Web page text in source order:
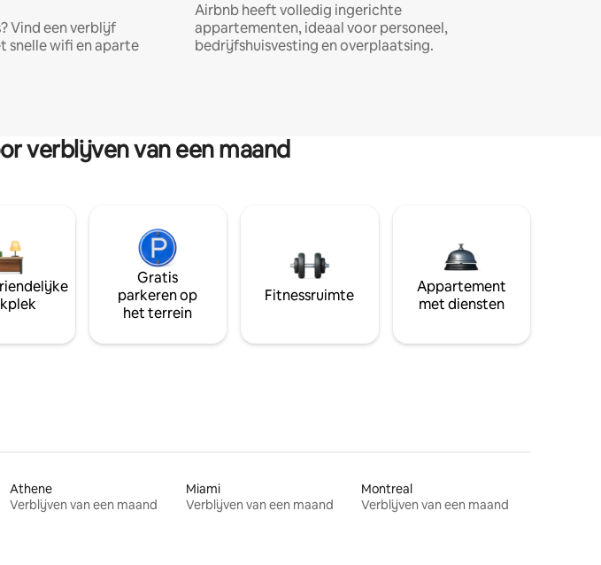
Vind een verblijf
snelle wifi en aparte
Airbnb heeft volledig ingerichte
appartementen, ideaal voor personeel,
bedrijfshuisvesting en overplaatsing.
verblijven van een maand
Gratis
parkeren op
het terrein
Fitnessruimte
Appartement
met diensten
Athene
Verblijven van een maand
Miami
Verblijven van een maand
Montreal
Verblijven van een maand